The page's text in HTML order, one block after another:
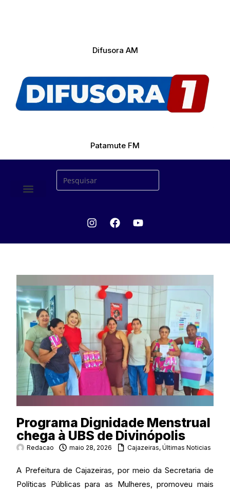
Difusora AM
Patamute FM
Programa Dignidade Menstrual
chega à UBS de Divinópolis
Redacao maio 28, 2026 Cajazeiras,Últimas Noticias
A Prefeitura de Cajazeiras, por meio da Secretaria de
Políticas Públicas para as Mulheres, promoveu mais